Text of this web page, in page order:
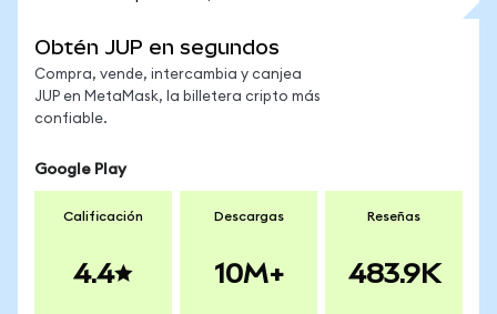
Obtén JUP en segundos
Compra, vende, intercambia y canjea
JUP en MetaMask, la billetera cripto más
confiable.
Google Play
Calificación
4.4
Descargas
10M+
Reseñas
483.9K